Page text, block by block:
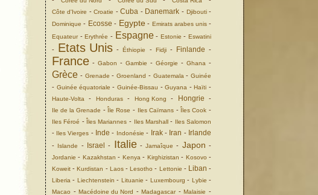
Côte d'Ivoire -Croatie -Cuba - Danemark - Djibouti-
Dominique - Ecosse - Egypte - Emirats arabes unis-
Equateur-Erythrée - Espagne- Estonie - Eswatini
- Etats Unis -Éthiopie - Fidji- Finlande -
France - Gabon - Gambie - Géorgie - Ghana -
Grèce - Grenade - Groenland - Guatemala - Guinée
- Guinée équatoriale - Guinée-Bissau -Guyana -Haïti -
Haute-Volta - Honduras- Hong Kong - Hongrie -
Ile de la Grenade -Île Rose - Iles Caïmans-Îles Cook -
Iles Féroé -Îles Mariannes - Iles Marshall- Iles Salomon
- Iles Vierges - Inde - Indonésie - Irak- Iran - Irlande
- Islande - Israel - Italie-Jamaîque - Japon -
Jordanie - Kazakhstan - Kenya - Kirghizistan - Kosovo -
Koweit -Kurdistan - Laos-Lesotho - Lettonie - Liban -
Liberia - Liechtenstein - Lituanie - Luxembourg - Lybie -
Macao -Macédoine du Nord -Madagascar-Malaisie -